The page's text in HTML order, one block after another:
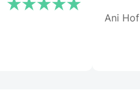
Ani Hof